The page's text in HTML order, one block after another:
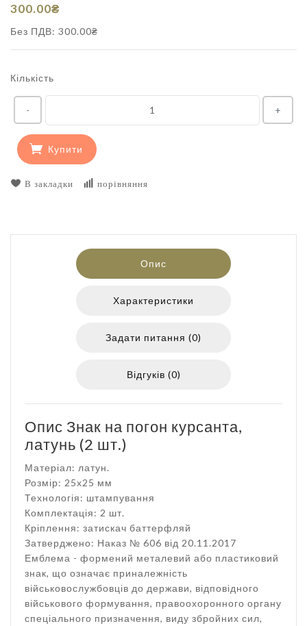
300.00₴
Без ПДВ: 300.00₴
Кількість
- +
Купити
В закладки порівняння
Опис
Характеристики
Задати питання (0)
Відгуків (0)
Опис Знак на погон курсанта,
латунь (2 шт.)
Матеріал: латун.
Розмір: 25х25 мм
Технологія: штампування
Комплектація: 2 шт.
Кріплення: затискач баттерфляй
Затверджено: Наказ № 606 від 20.11.2017
Емблема - формений металевий або пластиковий
знак, що означає приналежність
військовослужбовців до держави, відповідного
військового формування, правоохоронного органу
спеціального призначення, виду збройних сил,